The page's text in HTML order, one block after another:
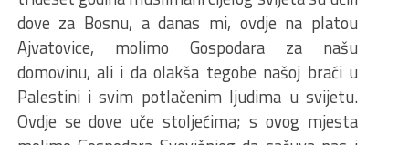
dove za Bosnu, a danas mi, ovdje na platou
Ajvatovice, molimo Gospodara za našu
domovinu, ali i da olakša tegobe našoj braći u
Palestini i svim potlačenim ljudima u svijetu.
Ovdje se dove uče stoljećima; s ovog mjesta